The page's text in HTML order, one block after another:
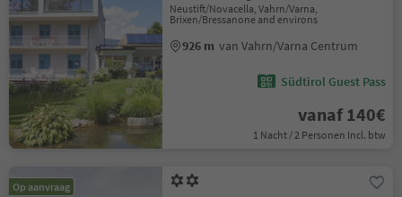
Neustift/Novacella, Vahrn/Varna,
Brixen/Bressanone and environs
926 m van Vahrn/Varna Centrum
Südtirol Guest Pass
vanaf 140€
1 Nacht / 2 Personen Incl. btw
Op aanvraag